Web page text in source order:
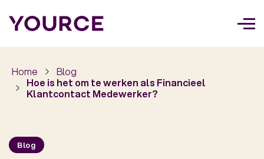
Home
Blog
Hoe is het om te werken als Financieel
Klantcontact Medewerker?
Blog